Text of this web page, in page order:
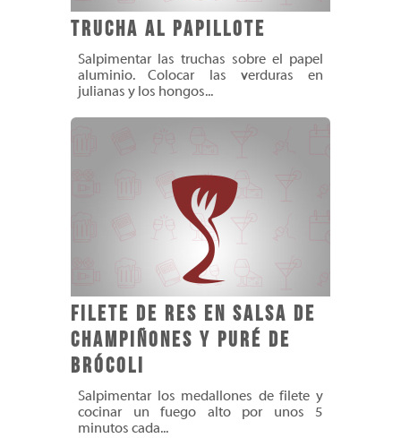
Trucha al Papillote
Salpimentar las truchas sobre el papel
aluminio. Colocar las verduras en
julianas y los hongos...
Filete de Res en salsa de
champiñones y puré de
brócoli
Salpimentar los medallones de filete y
cocinar un fuego alto por unos 5
minutos cada...